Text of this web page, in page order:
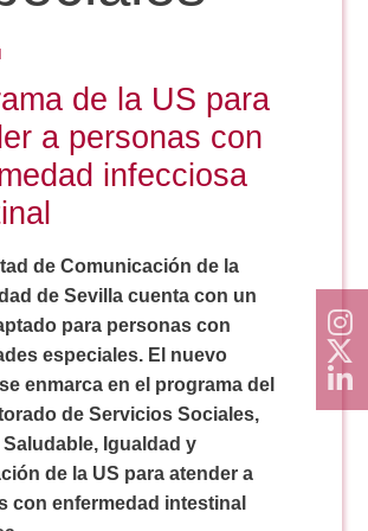
de la US para
a personas con
infecciosa
de Comunicación de la
de Sevilla cuenta con un
para personas con
especiales. El nuevo
enmarca en el programa del
de Servicios Sociales,
Igualdad y
de la US para atender a
con enfermedad intestinal